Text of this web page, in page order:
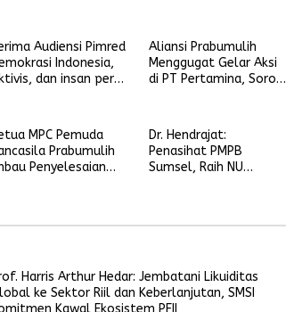
Audiensi Pimred
Indonesia,
dan insan pers
Regulasi
Kerja Lokal
Aliansi Prabumulih
Menggugat Gelar Aksi
di PT Pertamina, Soroti
MPC Pemuda
Prabumulih
Penyelesaian
Dr. Hendrajat:
Penasihat PMPB
Sumsel, Raih NU
Harris Arthur Hedar: Jembatani Likuiditas
ke Sektor Riil dan Keberlanjutan, SMSI